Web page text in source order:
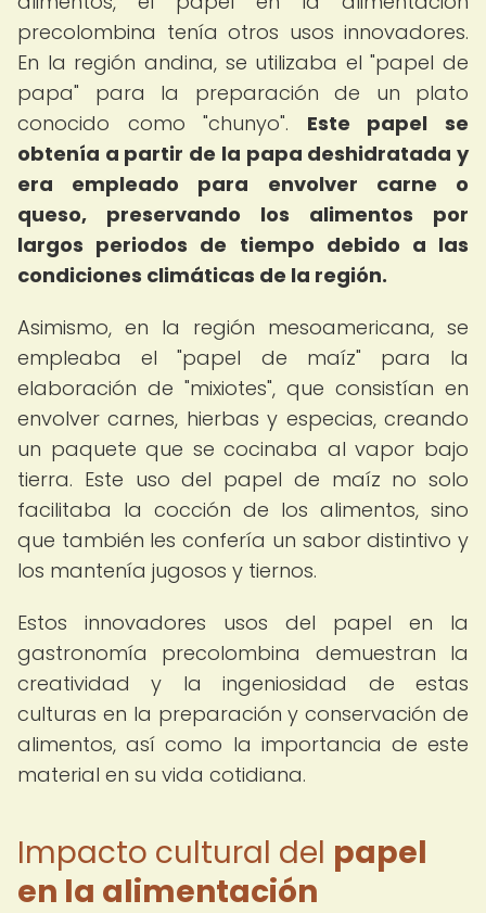
precolombina tenía otros usos innovadores.
En la región andina, se utilizaba el "papel de
papa" para la preparación de un plato
conocido como "chunyo". Este papel se
obtenía a partir de la papa deshidratada y
era empleado para envolver carne o
queso, preservando los alimentos por
largos periodos de tiempo debido a las
condiciones climáticas de la región.
Asimismo, en la región mesoamericana, se
empleaba el "papel de maíz" para la
elaboración de "mixiotes", que consistían en
envolver carnes, hierbas y especias, creando
un paquete que se cocinaba al vapor bajo
tierra. Este uso del papel de maíz no solo
facilitaba la cocción de los alimentos, sino
que también les confería un sabor distintivo y
los mantenía jugosos y tiernos.
Estos innovadores usos del papel en la
gastronomía precolombina demuestran la
creatividad y la ingeniosidad de estas
culturas en la preparación y conservación de
alimentos, así como la importancia de este
material en su vida cotidiana.
Impacto cultural del papel
en la alimentación